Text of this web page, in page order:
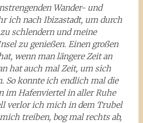
Wander- und
ich nach Ibizastadt, um durch
schlendern und meine
zu genießen. Einen großen
wenn man längere Zeit an
hat auch mal Zeit, um sich
So konnte ich endlich mal die
im Hafenviertel in aller Ruhe
verlor ich mich in dem Trubel
treiben, bog mal rechts ab,